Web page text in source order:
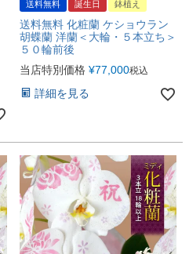
送料無料 誕生日 鉢植え
送料無料 化粧蘭 ケショウラン
胡蝶蘭 洋蘭＜大輪・５本立ち＞
５０輪前後
当店特別価格 ¥77,000税込
詳細を見る